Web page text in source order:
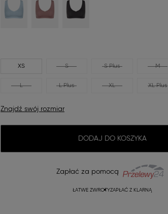
XS S S Plus M
L L Plus XL XL Plus
Znajdź swój rozmiar
DODAJ DO KOSZYKA
Zapłać za pomocą
ŁATWE ZWROTYZAPŁAĆ Z KLARNĄ